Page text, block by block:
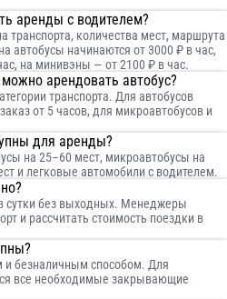
аренды с водителем?
транспорта, количества мест, маршрута
автобусы начинаются от 3000 ₽ в час,
на минивэны — от 2100 ₽ в час.
арендовать автобус?
транспорта. Для автобусов
от 5 часов, для микроавтобусов и
для аренды?
на 25–60 мест, микроавтобусы на
и легковые автомобили с водителем.
сутки без выходных. Менеджеры
и рассчитать стоимость поездки в
и безналичным способом. Для
все необходимые закрывающие